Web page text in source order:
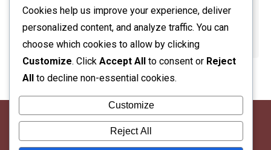
Endoscopy: Evidence-Based Practices and
Practical Guidance
20/03/2026
Cookies help us improve your experience, deliver
personalized content, and analyze traffic. You can
choose which cookies to allow by clicking
Customize. Click Accept All to consent or Reject
All to decline non-essential cookies.
Customize
Reject All